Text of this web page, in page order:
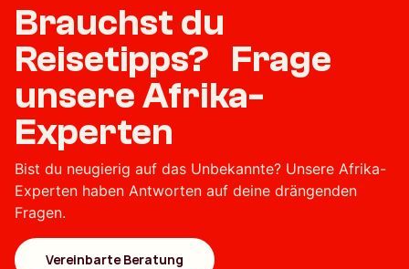
Brauchst du
Reisetipps? Frage
unsere Afrika-
Experten
Bist du neugierig auf das Unbekannte? Unsere Afrika-
Experten haben Antworten auf deine drängenden
Fragen.
Vereinbarte Beratung